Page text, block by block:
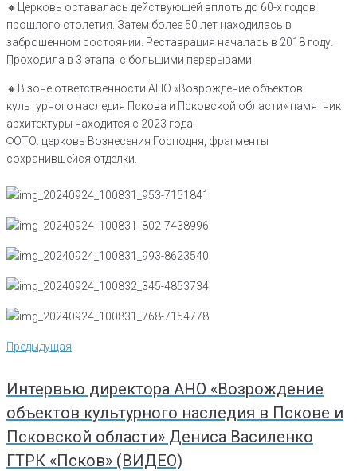
🔸️Церковь оставалась действующей вплоть до 60-х годов
прошлого столетия. Затем более 50 лет находилась в
заброшенном состоянии. Реставрация началась в 2018 году.
Проходила в 3 этапа, с большими перерывами.
🔸️В зоне ответственности АНО «Возрождение объектов
культурного наследия Пскова и Псковской области» памятник
архитектуры находится с 2023 года.
ФОТО: церковь Вознесения Господня, фрагменты
сохранившейся отделки.
Навигация
по
Предыдущая
Предыдущая
Интервью директора АНО «Возрождение
объектов культурного наследия в Пскове и
Псковской области» Дениса Василенко
ГТРК «Псков» (ВИДЕО)